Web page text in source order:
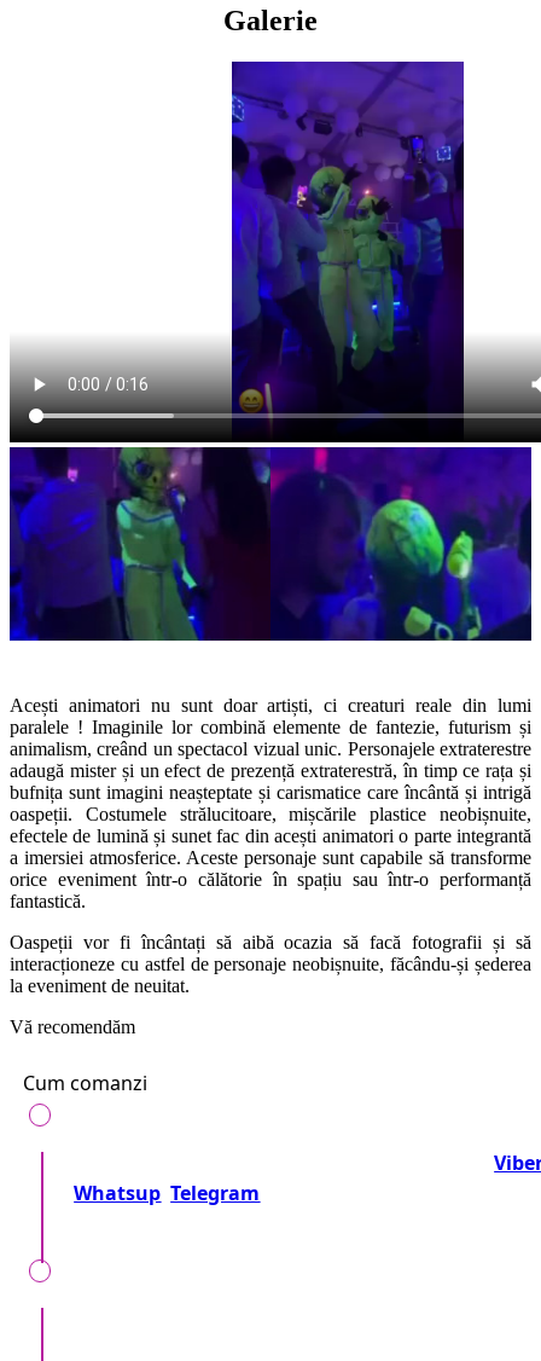
Galerie
Acești animatori nu sunt doar artiști, ci creaturi reale din lumi
paralele ! Imaginile lor combină elemente de fantezie, futurism și
animalism, creând un spectacol vizual unic. Personajele extraterestre
adaugă mister și un efect de prezență extraterestră, în timp ce rața și
bufnița sunt imagini neașteptate și carismatice care încântă și intrigă
oaspeții. Costumele strălucitoare, mișcările plastice neobișnuite,
efectele de lumină și sunet fac din acești animatori o parte integrantă
a imersiei atmosferice. Aceste personaje sunt capabile să transforme
orice eveniment într-o călătorie în spațiu sau într-o performanță
fantastică.
Oaspeții vor fi încântați să aibă ocazia să facă fotografii și să
interacționeze cu astfel de personaje neobișnuite, făcându-și șederea
la eveniment de neuitat.
Vă recomendăm
Cum comanzi
sau
Whatsup Telegram